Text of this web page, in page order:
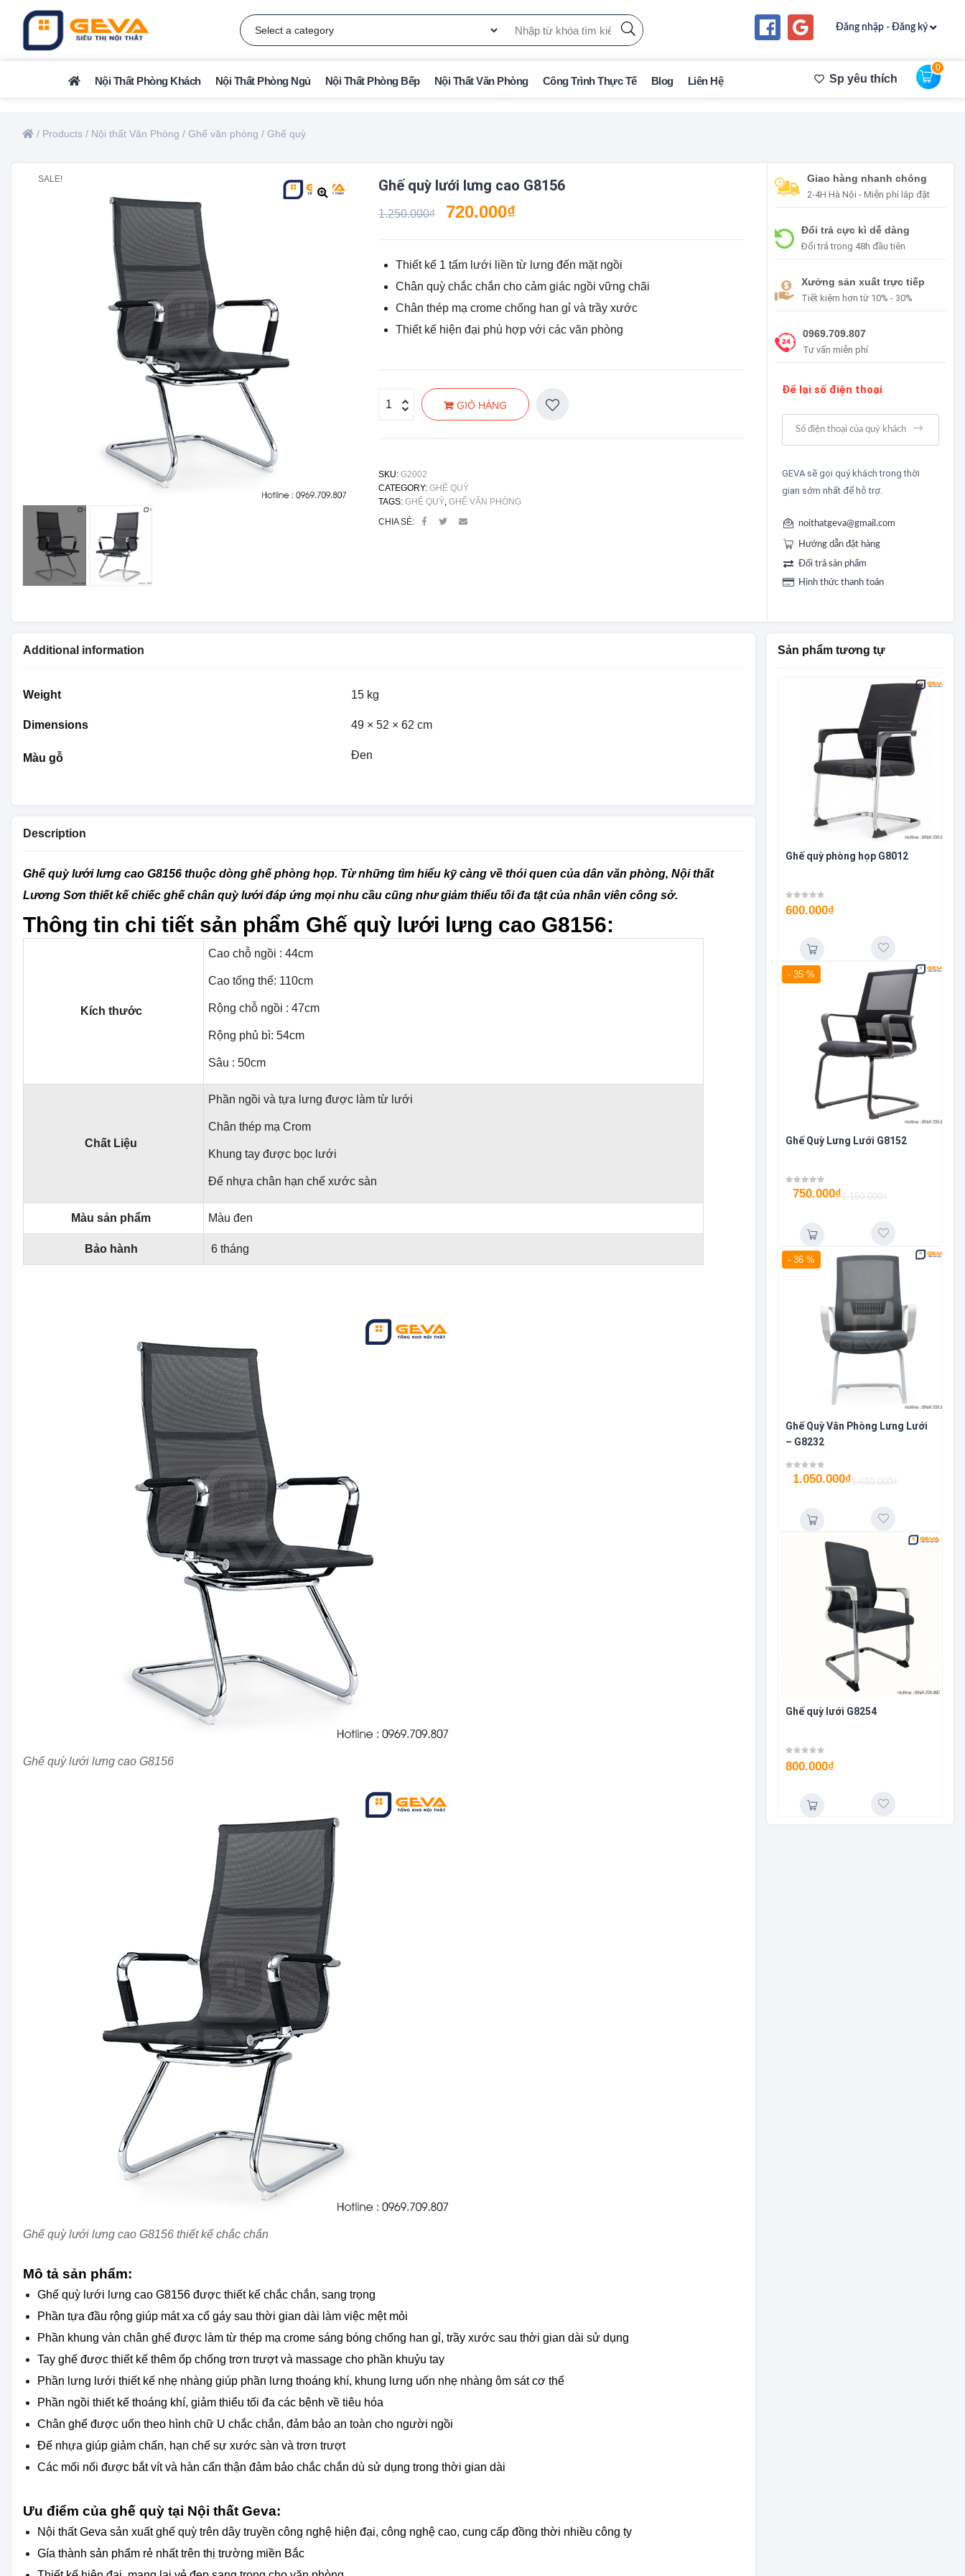
Đăng nhập - Đăng ký
Nội Thất Phòng Khách Nội Thất Phòng Ngủ Nội Thất Phòng Bếp Nội Thất Văn Phòng Công Trình Thực Tế Blog Liên Hệ Sp yêu thích
0
/ Products / Nội thất Văn Phòng / Ghế văn phòng / Ghế quỳ
SALE! Ghế quỳ lưới lưng cao G8156
1.250.000₫ 720.000₫
Thiết kế 1 tấm lưới liền từ lưng đến mặt ngồi
Chân quỳ chắc chắn cho cảm giác ngồi vững chãi
Chân thép mạ crome chống han gỉ và trầy xước
Thiết kế hiện đại phù hợp với các văn phòng
GIỎ HÀNG
SKU: G2002
CATEGORY: GHẾ QUỲ
TAGS: GHẾ QUỲ, GHẾ VĂN PHÒNG
CHIA SẺ:
Giao hàng nhanh chóng
2-4H Hà Nội - Miễn phí lắp đặt
Đổi trả cực kì dễ dàng
Đổi trả trong 48h đầu tiên
Xưởng sản xuất trực tiếp
Tiết kiệm hơn từ 10% - 30%
0969.709.807
Tư vấn miễn phí
Để lại số điện thoại
GEVA sẽ gọi quý khách trong thời
gian sớm nhất để hỗ trợ.
noithatgeva@gmail.com
Hướng dẫn đặt hàng
Đổi trả sản phẩm
Hình thức thanh toán
Additional information
Weight 15 kg
Dimensions 49 × 52 × 62 cm
Màu gỗ Đen
Description
Ghế quỳ lưới lưng cao G8156 thuộc dòng ghế phòng họp. Từ những tìm hiểu kỹ càng về thói quen của dân văn phòng, Nội thất
Lương Sơn thiết kế chiếc ghế chân quỳ lưới đáp ứng mọi nhu cầu cũng như giảm thiểu tối đa tật của nhân viên công sở.
Thông tin chi tiết sản phẩm Ghế quỳ lưới lưng cao G8156:
Kích thước
Cao chỗ ngồi : 44cm
Cao tổng thể: 110cm
Rộng chỗ ngồi : 47cm
Rộng phủ bì: 54cm
Sâu : 50cm
Chất Liệu
Phần ngồi và tựa lưng được làm từ lưới
Chân thép mạ Crom
Khung tay được bọc lưới
Đế nhựa chân hạn chế xước sàn
Màu sản phẩm Màu đen
Bảo hành 6 tháng
Ghế quỳ lưới lưng cao G8156
Ghế quỳ lưới lưng cao G8156 thiết kế chắc chắn
Mô tả sản phẩm:
Ghế quỳ lưới lưng cao G8156 được thiết kế chắc chắn, sang trọng
Phần tựa đầu rộng giúp mát xa cổ gáy sau thời gian dài làm việc mệt mỏi
Phần khung vàn chân ghế được làm từ thép mạ crome sáng bóng chống han gỉ, trầy xước sau thời gian dài sử dụng
Tay ghế được thiết kế thêm ốp chống trơn trượt và massage cho phần khuỷu tay
Phần lưng lưới thiết kế nhẹ nhàng giúp phần lưng thoáng khí, khung lưng uốn nhẹ nhàng ôm sát cơ thể
Phần ngồi thiết kế thoáng khí, giảm thiểu tối đa các bệnh về tiêu hóa
Chân ghế được uốn theo hình chữ U chắc chắn, đảm bảo an toàn cho người ngồi
Đế nhựa giúp giảm chấn, hạn chế sự xước sàn và trơn trượt
Các mối nối được bắt vít và hàn cẩn thận đảm bảo chắc chắn dù sử dụng trong thời gian dài
Ưu điểm của ghế quỳ tại Nội thất Geva:
Nội thất Geva sản xuất ghế quỳ trên dây truyền công nghệ hiện đại, công nghệ cao, cung cấp đồng thời nhiều công ty
Gía thành sản phẩm rẻ nhất trên thị trường miền Bắc
Sản phẩm tương tự
Ghế quỳ phòng họp G8012
600.000₫
- 35 %
Ghế Quỳ Lưng Lưới G8152
1.150.000₫
750.000₫
- 36 %
Ghế Quỳ Văn Phòng Lưng Lưới
– G8232
1.650.000₫
1.050.000₫
Ghế quỳ lưới G8254
800.000₫